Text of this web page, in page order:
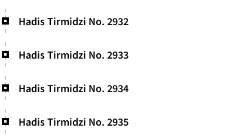
Hadis Tirmidzi No. 2932
Hadis Tirmidzi No. 2933
Hadis Tirmidzi No. 2934
Hadis Tirmidzi No. 2935